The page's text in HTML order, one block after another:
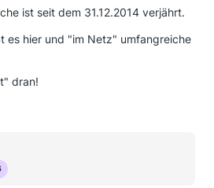
ist seit dem 31.12.2014 verjährt.
es hier und "im Netz" umfangreiche
dran!